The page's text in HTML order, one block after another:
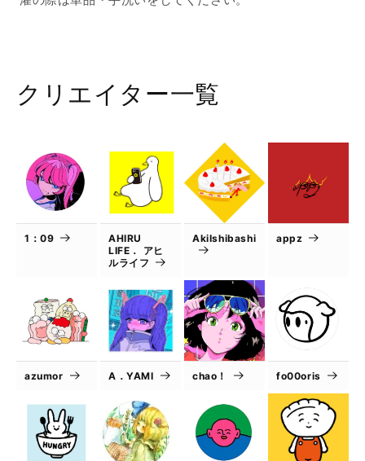
クリエイター一覧
1：09
AHIRU
LIFE． アヒ
ルライフ
AkiIshibashi appz
azumor A．YAMI chao！ fo00oris